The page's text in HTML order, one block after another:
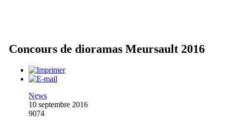
Concours de dioramas Meursault 2016
News
10 septembre 2016
9074